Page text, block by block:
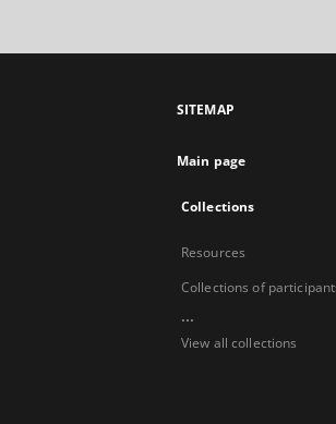
SITEMAP
Main page
Collections
Resources
Collections of
...
View all collections